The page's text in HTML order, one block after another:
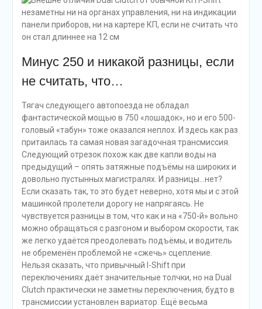
Минус 250 и никакой разницы, если
не считать, что…
Тягач следующего автопоезда не обладал
фантастической мощью в 750 «лошадок», но и его 500-
головый «табун» тоже оказался неплох. И здесь как раз
притаилась та самая новая загадочная трансмиссия.
Следующий отрезок похож как две капли воды на
предыдущий – опять затяжные подъёмы на широких и
довольно пустынных магистралях. И разницы…нет?
Если сказать так, то это будет неверно, хотя мы и с этой
машинкой пролетели дорогу не напрягаясь. Не
чувствуется разницы в том, что как и на «750-й» вольно
можно обращаться с разгоном и выбором скорости, так
же легко удаётся преодолевать подъёмы, и водитель
не обременён проблемой не «сжечь» сцепление.
Нельзя сказать, что привычный I-Shift при
переключениях даёт значительные толчки, но на Dual
Clutch практически не заметны переключения, будто в
трансмиссии установлен вариатор. Ещё весьма